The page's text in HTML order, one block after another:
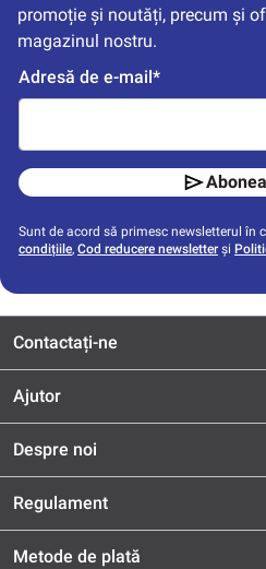
promoție și noutăți, precum și
magazinul nostru.
Adresă de e-mail*
Sunt de acord să primesc newsletterul în
condițiile, Cod reducere newsletter și
Contactați-ne
Ajutor
Despre noi
Regulament
Metode de plată